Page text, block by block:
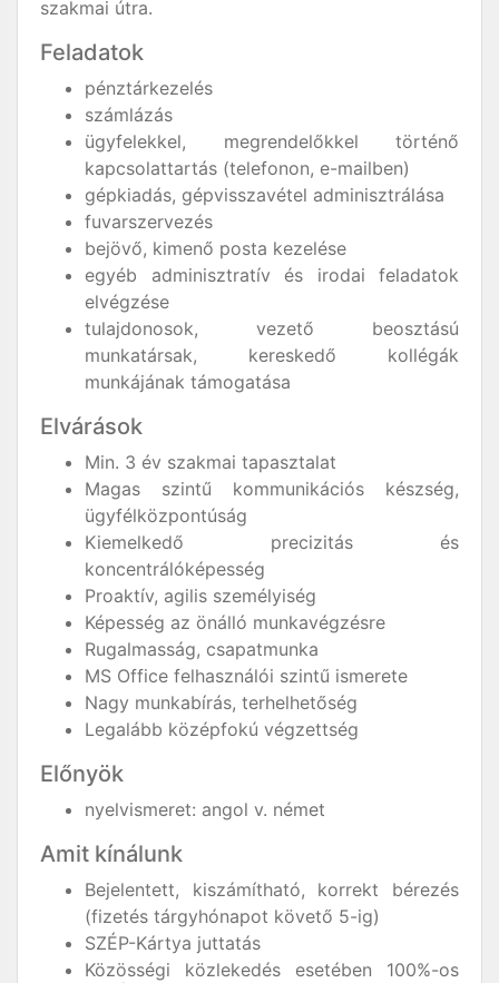
szakmai útra.
Feladatok
pénztárkezelés
számlázás
ügyfelekkel, megrendelőkkel történő
kapcsolattartás (telefonon, e-mailben)
gépkiadás, gépvisszavétel adminisztrálása
fuvarszervezés
bejövő, kimenő posta kezelése
egyéb adminisztratív és irodai feladatok
elvégzése
tulajdonosok, vezető beosztású
munkatársak, kereskedő kollégák
munkájának támogatása
Elvárások
Min. 3 év szakmai tapasztalat
Magas szintű kommunikációs készség,
ügyfélközpontúság
Kiemelkedő precizitás és
koncentrálóképesség
Proaktív, agilis személyiség
Képesség az önálló munkavégzésre
Rugalmasság, csapatmunka
MS Office felhasználói szintű ismerete
Nagy munkabírás, terhelhetőség
Legalább középfokú végzettség
Előnyök
nyelvismeret: angol v. német
Amit kínálunk
Bejelentett, kiszámítható, korrekt bérezés
(fizetés tárgyhónapot követő 5-ig)
SZÉP-Kártya juttatás
Közösségi közlekedés esetében 100%-os